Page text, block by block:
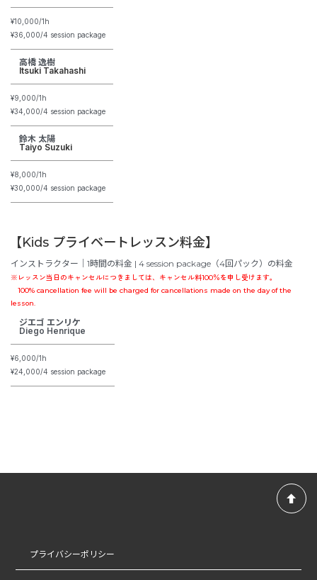
¥10,000/1h
¥36 ,000/4 session package
高橋 逸樹
Itsuki Takahashi
¥9,000/1h
¥34 ,000/4 session package
鈴木 太陽
Taiyo Suzuki
¥8,000/1h
¥30 ,000/4 session package
【Kids プライベートレッスン料金】
インストラクター｜1時間の料金 | 4 session package（4回パック）の料金
※レッスン当日のキャンセルにつきましては、キャンセル料100％を申し受けます。
100% cancellation fee will be charged for cancellations made on the day of the
lesson.
ジエゴ エンリケ
Diego Henrique
¥6,000/1h
¥24 ,000/4 session package
プライバシーポリシー